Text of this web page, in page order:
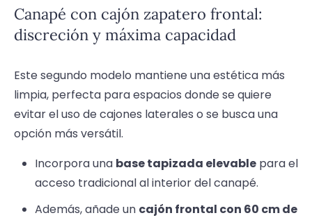
Canapé con cajón zapatero frontal:
discreción y máxima capacidad
Este segundo modelo mantiene una estética más
limpia, perfecta para espacios donde se quiere
evitar el uso de cajones laterales o se busca una
opción más versátil.
Incorpora una base tapizada elevable para el
acceso tradicional al interior del canapé.
Además, añade un cajón frontal con 60 cm de